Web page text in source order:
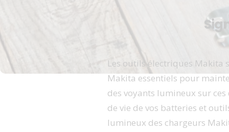
Les outils électriques Makita
Makita essentiels pour
des voyants lumineux sur
de vie de vos batteries et
lumineux des chargeurs